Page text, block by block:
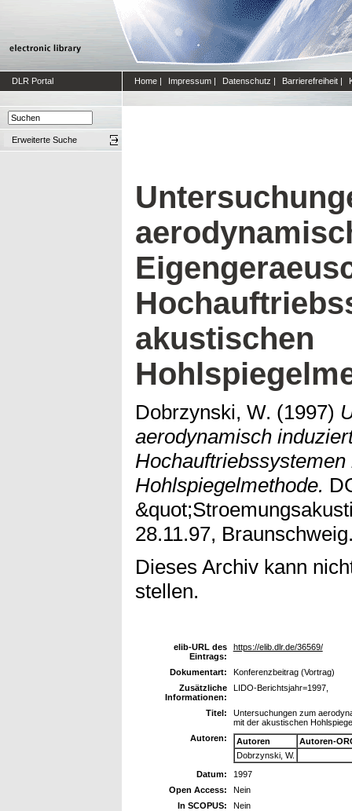
DLR Portal Home | Impressum | Datenschutz | Barrierefreiheit |
Erweiterte Suche
akustischen
Dobrzynski, W. (1997)
aerodynamisch
Hohlspiegelmethode.
28.11.97,
Dieses Archiv kann
stellen.
elib-URL des
Eintrags:
https://elib.dlr.de/36569/
Dokumentart:
Konferenzbeitrag (Vortrag)
Zusätzliche
Informationen:
LIDO-Berichtsjahr=1997,
Titel:
Untersuchungen zum
mit der akustischen
Autoren:
Autoren
Autoren-
Dobrzynski, W.
Datum:
1997
Open Access:
Nein
In SCOPUS:
Nein